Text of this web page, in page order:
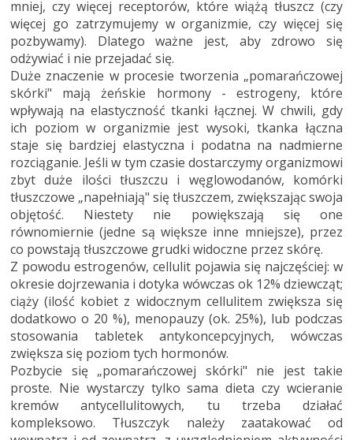
mniej, czy więcej receptorów, które wiążą tłuszcz (czy
więcej go zatrzymujemy w organizmie, czy więcej się
pozbywamy). Dlatego ważne jest, aby zdrowo się
odżywiać i nie przejadać się.
Duże znaczenie w procesie tworzenia „pomarańczowej
skórki" mają żeńskie hormony - estrogeny, które
wpływają na elastyczność tkanki łącznej. W chwili, gdy
ich poziom w organizmie jest wysoki, tkanka łączna
staje się bardziej elastyczna i podatna na nadmierne
rozciąganie. Jeśli w tym czasie dostarczymy organizmowi
zbyt duże ilości tłuszczu i węglowodanów, komórki
tłuszczowe „napełniają" się tłuszczem, zwiększając swoja
objętość. Niestety nie powiększają się one
równomiernie (jedne są większe inne mniejsze), przez
co powstają tłuszczowe grudki widoczne przez skórę.
Z powodu estrogenów, cellulit pojawia się najczęściej: w
okresie dojrzewania i dotyka wówczas ok 12% dziewcząt;
ciąży (ilość kobiet z widocznym cellulitem zwiększa się
dodatkowo o 20 %), menopauzy (ok. 25%), lub podczas
stosowania tabletek antykoncepcyjnych, wówczas
zwiększa się poziom tych hormonów.
Pozbycie się „pomarańczowej skórki" nie jest takie
proste. Nie wystarczy tylko sama dieta czy wcieranie
kremów antycellulitowych, tu trzeba działać
kompleksowo. Tłuszczyk należy zaatakować od